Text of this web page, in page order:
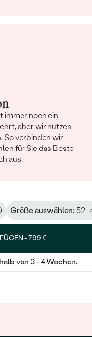
immer noch ein
aber wir nutzen
So verbinden wir
für Sie das Beste
aus.
Größe auswählen: 52 -
-799 €
von 3 - 4 Wochen.